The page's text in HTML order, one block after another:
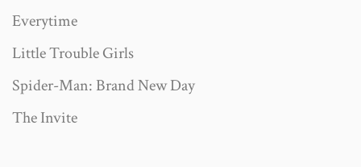
Everytime
Little Trouble Girls
Spider-Man: Brand New Day
The Invite